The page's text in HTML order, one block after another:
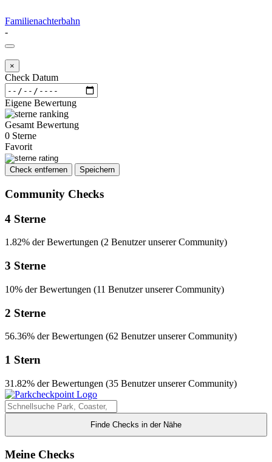
Familienachterbahn
-
×
Check Datum
Eigene Bewertung
Gesamt Bewertung
0 Sterne
Favorit
Check entfernen Speichern
Community Checks
4 Sterne
1.82% der Bewertungen (2 Benutzer unserer Community)
3 Sterne
10% der Bewertungen (11 Benutzer unserer Community)
2 Sterne
56.36% der Bewertungen (62 Benutzer unserer Community)
1 Stern
31.82% der Bewertungen (35 Benutzer unserer Community)
Finde Checks in der Nähe
Meine Checks